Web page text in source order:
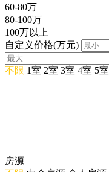
60-80万
80-100万
100万以上
自定义价格(万元)
不限 1室 2室 3室 4室 5室
房源